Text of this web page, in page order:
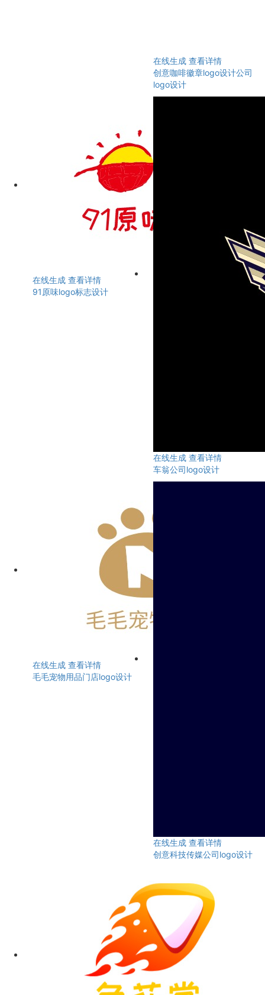
在线生成 查看详情
创意咖啡徽章logo设计公司
logo设计
在线生成 查看详情
91原味logo标志设计
在线生成 查看详情
车翁公司logo设计
在线生成 查看详情
毛毛宠物用品门店logo设计
在线生成 查看详情
创意科技传媒公司logo设计